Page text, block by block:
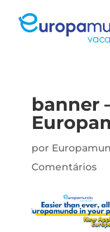
banner
por
Comentários